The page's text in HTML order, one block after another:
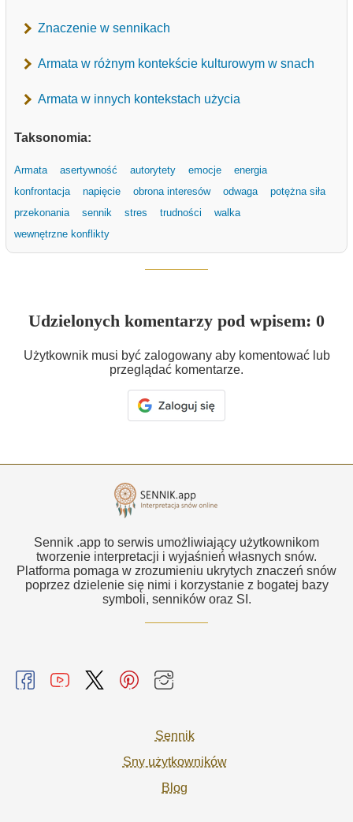
Znaczenie w sennikach
Armata w różnym kontekście kulturowym w snach
Armata w innych kontekstach użycia
Taksonomia:
Armata asertywność autorytety emocje
energia
konfrontacja
napięcie obrona interesów odwaga
potężna siła
przekonania
sennik stres trudności
walka
wewnętrzne konflikty
Udzielonych komentarzy pod wpisem: 0
Użytkownik musi być zalogowany aby komentować lub
przeglądać komentarze.
Sennik .app to serwis umożliwiający użytkownikom
tworzenie interpretacji i wyjaśnień własnych snów.
Platforma pomaga w zrozumieniu ukrytych znaczeń snów
poprzez dzielenie się nimi i korzystanie z bogatej bazy
symboli, senników oraz SI.
Sennik
Sny użytkowników
Blog